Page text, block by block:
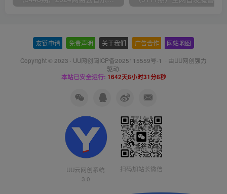
友链申请 免责声明 关于我们 广告合作 网站地图
Copyright © 2023 · UU网创闽ICP备2025115559号-1 · 由UU网创强力
驱动.
本站已安全运行: 1642天8小时31分8秒
UU云网创系统
3.0
扫码加站长微信